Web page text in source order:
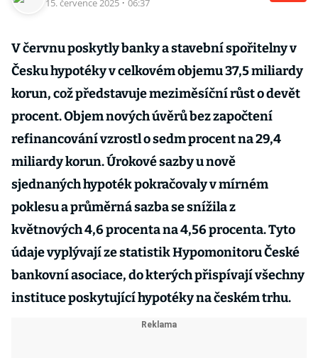
15. července 2025 · 06:37
V červnu poskytly banky a stavební spořitelny v
Česku hypotéky v celkovém objemu 37,5 miliardy
korun, což představuje meziměsíční růst o devět
procent. Objem nových úvěrů bez započtení
refinancování vzrostl o sedm procent na 29,4
miliardy korun. Úrokové sazby u nově
sjednaných hypoték pokračovaly v mírném
poklesu a průměrná sazba se snížila z
květnových 4,6 procenta na 4,56 procenta. Tyto
údaje vyplývají ze statistik Hypomonitoru České
bankovní asociace, do kterých přispívají všechny
instituce poskytující hypotéky na českém trhu.